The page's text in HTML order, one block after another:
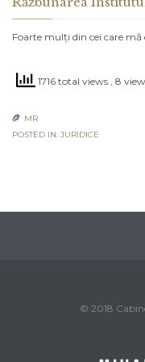
Foarte mulți din cei care mă
1716 total views , 8
 MR
POSTED IN: JURIDICE
© 2018